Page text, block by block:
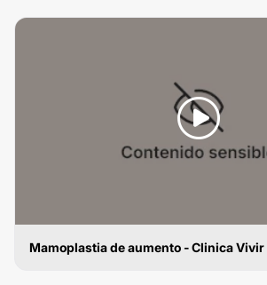
Mamoplastia de aumento - Clinica Vivir